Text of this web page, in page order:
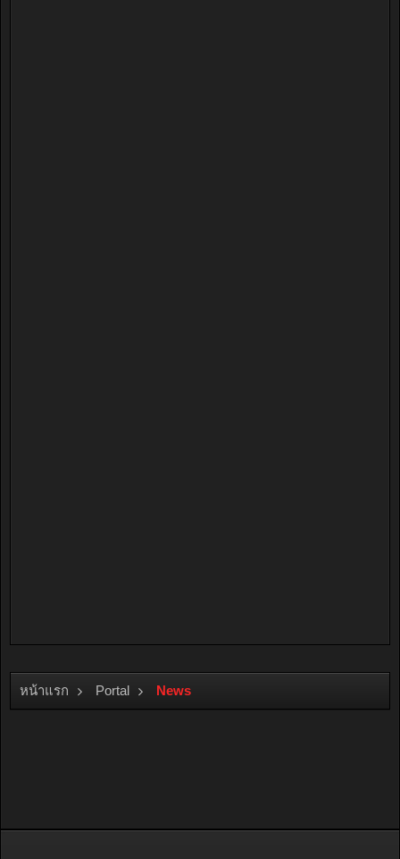
หน้าแรก Portal News